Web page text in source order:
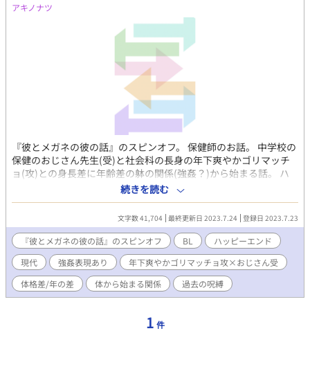
アキノナツ
『彼とメガネの彼の話』のスピンオフ。 保健師のお話。 中学校の
保健のおじさん先生(受)と社会科の長身の年下爽やかゴリマッチ
ョ(攻)との身長差に年齢差の躰の関係(強姦？)から始まる話。 ハ
ピエンです。 (全７話＋後日談) R18には、タイトルの後ろに
※ をつけます。 後日談》 その１：温泉でエッチ。 その２：ゴリ
マッチョの暴走エッチ。 その３：ニャンコなおじさん。
続きを読む
文字数 41,704 最終更新日 2023.7.24 登録日 2023.7.23
『彼とメガネの彼の話』のスピンオフ BL
ハッピーエンド
現代
強姦表現あり
年下爽やかゴリマッチョ攻×おじさん受
体格差/年の差
体から始まる関係 過去の呪縛
1 件